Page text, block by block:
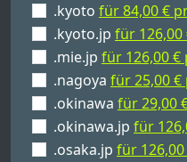
.kyoto für 84,00 €
.kyoto.jp für 126,00
.mie.jp für 126,00 €
.nagoya für 25,00 €
.okinawa für 29,00
.okinawa.jp für
.osaka.jp für